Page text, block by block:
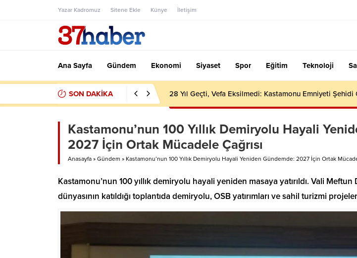
Yazar Kadromuz Sitene Ekle Künye İletişim
Ana Sayfa Gündem Ekonomi Siyaset Spor Eğitim Teknoloji
SON DAKİKA 28 Yıl Geçti, Vefa Eksilmedi: Kastamonu Emniyeti Şehidi
Kastamonu’nun 100 Yıllık Demiryolu Hayali
2027 İçin Ortak Mücadele Çağrısı
Anasayfa » Gündem » Kastamonu’nun 100 Yıllık Demiryolu Hayali Yeniden Gündemde: 2027 İçin Ortak
Kastamonu’nun 100 yıllık demiryolu hayali yeniden masaya yatırıldı. Vali
dünyasının katıldığı toplantıda demiryolu, OSB yatırımları ve sahil turizmi